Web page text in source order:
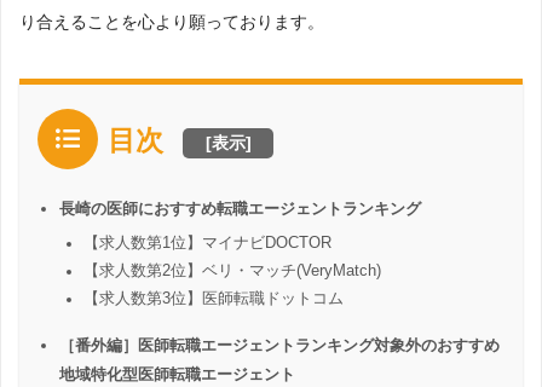
り合えることを心より願っております。
目次 [表示]
長崎の医師におすすめ転職エージェントランキング
【求人数第1位】マイナビDOCTOR
【求人数第2位】ベリ・マッチ(VeryMatch)
【求人数第3位】医師転職ドットコム
［番外編］医師転職エージェントランキング対象外のおすすめ
地域特化型医師転職エージェント